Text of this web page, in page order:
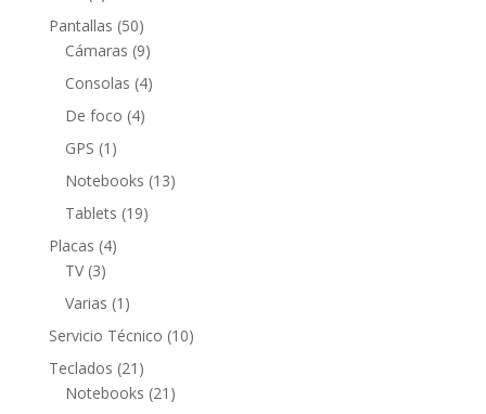
producto
Pantallas 5050
productos
Cámaras 99
productos
Consolas 44
De foco 44
GPS 1 1
producto
Notebooks 1313
Tablets 1919
Placas 44
TV 33
productos
Varias 1 1
producto
Servicio Técnico 1010
Teclados 21 21
productos
Notebooks 21 21